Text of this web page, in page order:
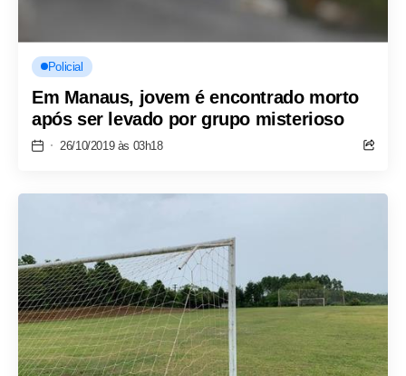
Policial
Em Manaus, jovem é encontrado morto
após ser levado por grupo misterioso
26/10/2019 às 03h18